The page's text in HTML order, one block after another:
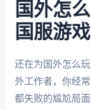
国外怎
国服游
还在为国外怎么
外工作者，你经
都失败的尴尬局